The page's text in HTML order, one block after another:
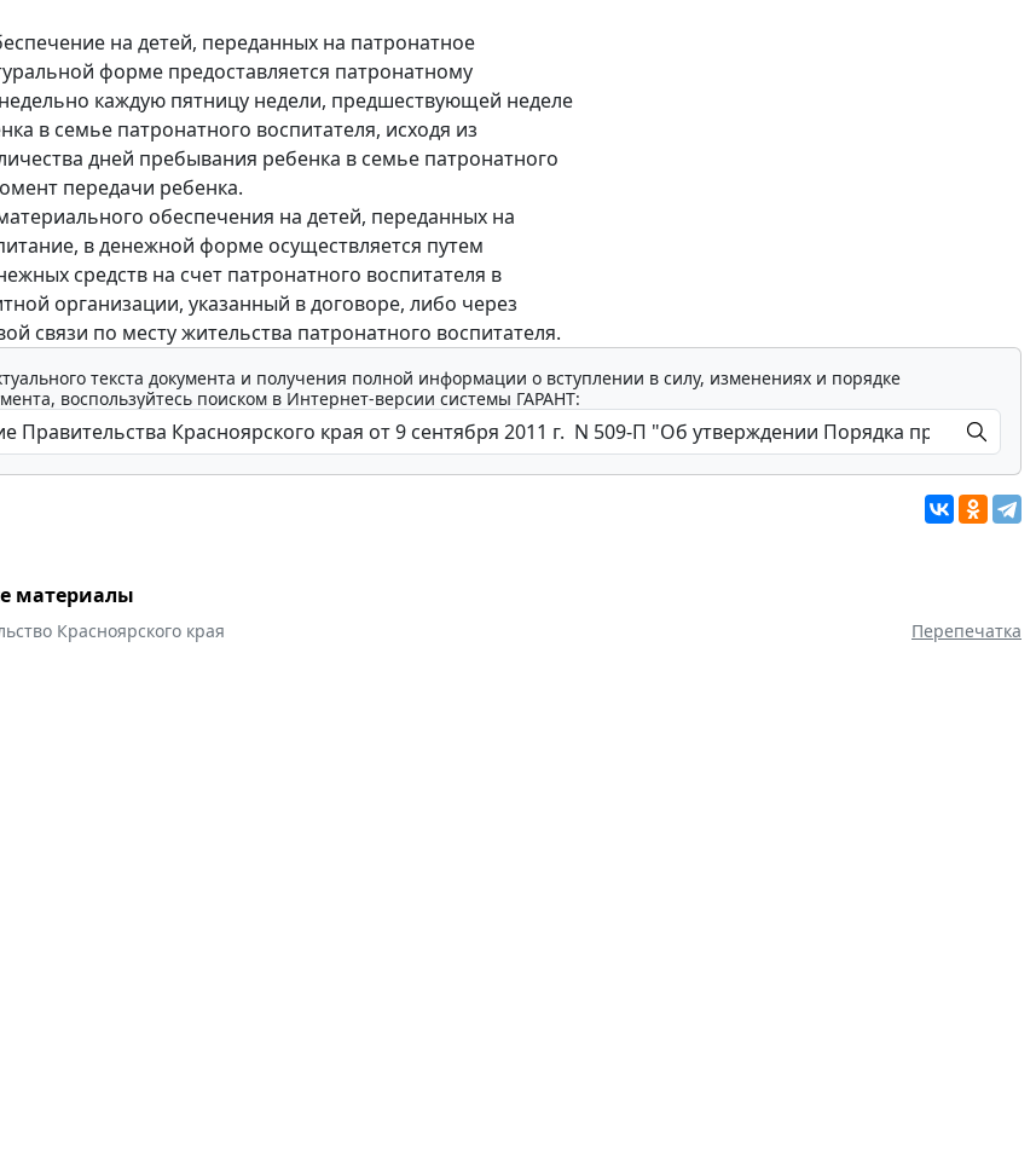
на детей, переданных на патронатное
форме предоставляется патронатному
каждую пятницу недели, предшествующей неделе
в семье патронатного воспитателя, исходя из
дней пребывания ребенка в семье патронатного
передачи ребенка.
обеспечения на детей, переданных на
в денежной форме осуществляется путем
средств на счет патронатного воспитателя в
организации, указанный в договоре, либо через
связи по месту жительства патронатного воспитателя.
текста документа и получения полной информации о вступлении в силу, изменениях и порядке
воспользуйтесь поиском в Интернет-версии системы ГАРАНТ:
материалы
Красноярского края Перепечатка